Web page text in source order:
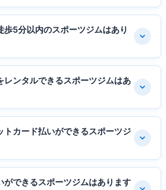
歩5分以内のスポーツジムはあり
レンタルできるスポーツジムはあ
トカード払いができるスポーツジ
ができるスポーツジムはあります